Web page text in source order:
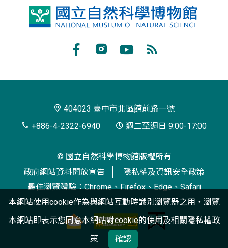
國
博
閱
404023 臺中市北區館前路一號
+886-4-2322-6940
週二至週日 9:00-17:00
© 國立自然科學博物館版權所有
政府網站資料開放宣告
隱私權及資訊安全政策
最佳瀏覽體驗：Chrome、Firefox、Edge、Safari
本網站使用cookie作為與網站互動時識別瀏覽器之用，瀏覽
本網站即表示您同意本網站對cookie的使用及相關隱私權政
策
確認